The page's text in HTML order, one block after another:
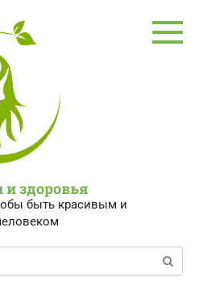
и здоровья
быть красивым и